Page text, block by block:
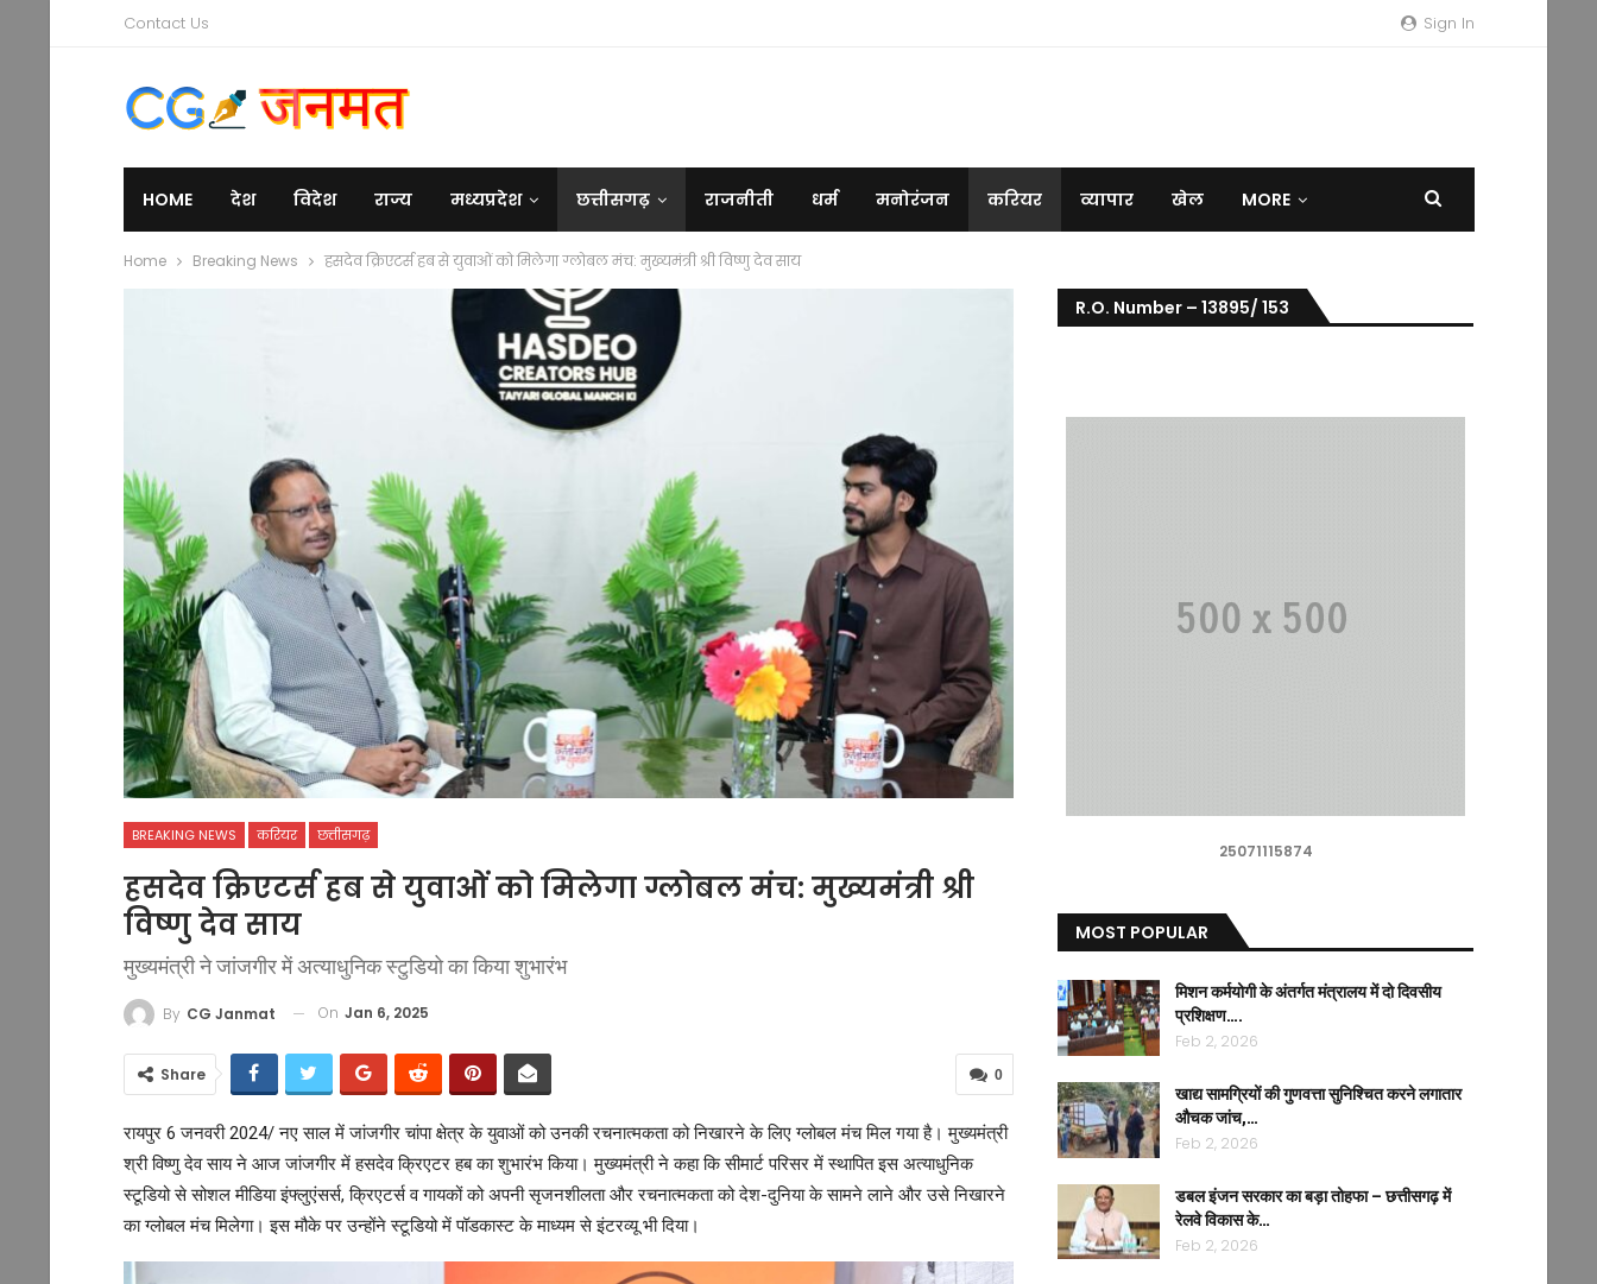
Sign In
Contact Us
HOME देश विदेश राज्य मध्यप्रदेश छत्तीसगढ़ राजनीती धर्म मनोरंजन करियर व्यापार खेल MORE
Home Breaking News हसदेव क्रिएटर्स हब से युवाओं को मिलेगा ग्लोबल मंच: मुख्यमंत्री श्री विष्णु देव साय
BREAKING NEWS करियर छत्तीसगढ़
हसदेव क्रिएटर्स हब से युवाओं को मिलेगा ग्लोबल मंच: मुख्यमंत्री श्री
विष्णु देव साय
मुख्यमंत्री ने जांजगीर में अत्याधुनिक स्टुडियो का किया शुभारंभ
By CG Janmat On Jan 6, 2025
0
Share
रायपुर 6 जनवरी 2024/ नए साल में जांजगीर चांपा क्षेत्र के युवाओं को उनकी रचनात्मकता को निखारने के लिए ग्लोबल मंच मिल गया है। मुख्यमंत्री
श्री विष्णु देव साय ने आज जांजगीर में हसदेव क्रिएटर हब का शुभारंभ किया। मुख्यमंत्री ने कहा कि सीमार्ट परिसर में स्थापित इस अत्याधुनिक
स्टूडियो से सोशल मीडिया इंफ्लुएंसर्स, क्रिएटर्स व गायकों को अपनी सृजनशीलता और रचनात्मकता को देश-दुनिया के सामने लाने और उसे निखारने
का ग्लोबल मंच मिलेगा। इस मौके पर उन्होंने स्टूडियो में पॉडकास्ट के माध्यम से इंटरव्यू भी दिया।
R.O. Number – 13895/ 153
25071115874
MOST POPULAR
मिशन कर्मयोगी के अंतर्गत मंत्रालय में दो दिवसीय
प्रशिक्षण….
Feb 2, 2026
खाद्य सामग्रियों की गुणवत्ता सुनिश्चित करने लगातार
औचक जांच,…
Feb 2, 2026
डबल इंजन सरकार का बड़ा तोहफा – छत्तीसगढ़ में
रेलवे विकास के…
Feb 2, 2026